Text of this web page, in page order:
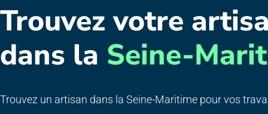
Trouvez votre
dans la Seine-
Trouvez un artisan dans la Seine-Maritime pour vos